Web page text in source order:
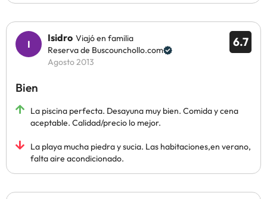
6.7
Isidro Viajó en familia
Reserva de Buscounchollo.com
Agosto 2013
Bien
La piscina perfecta. Desayuna muy bien. Comida y cena
aceptable. Calidad/precio lo mejor.
La playa mucha piedra y sucia. Las habitaciones,en verano,
falta aire acondicionado.